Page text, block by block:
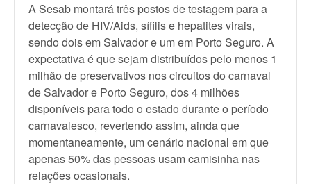
A Sesab montará três postos de testagem para a
detecção de HIV/Aids, sífilis e hepatites virais,
sendo dois em Salvador e um em Porto Seguro. A
expectativa é que sejam distribuídos pelo menos 1
milhão de preservativos nos circuitos do carnaval
de Salvador e Porto Seguro, dos 4 milhões
disponíveis para todo o estado durante o período
carnavalesco, revertendo assim, ainda que
momentaneamente, um cenário nacional em que
apenas 50% das pessoas usam camisinha nas
relações ocasionais.